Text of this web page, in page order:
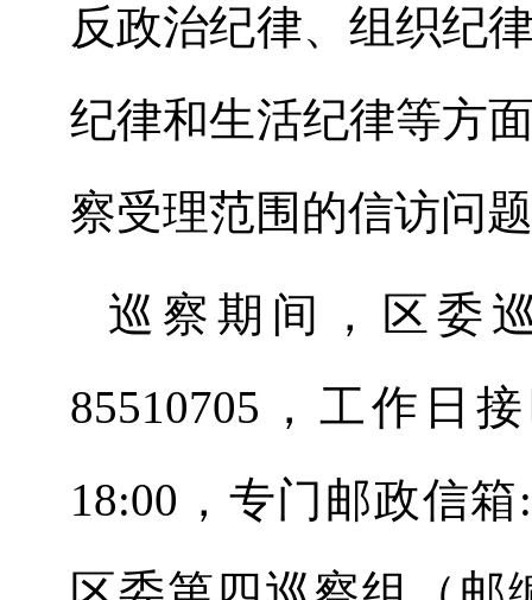
反政治纪律、组织纪
纪律和生活纪律等方
察受理范围的信访问
巡察期间，区委
85510705 ，工作日
18:00 ，专门邮政信箱: